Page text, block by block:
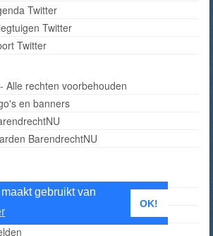
gebruikt van
OK!
Twitter
Twitter
Twitter
Alle rechten voorbehouden
en banners
BarendrechtNU